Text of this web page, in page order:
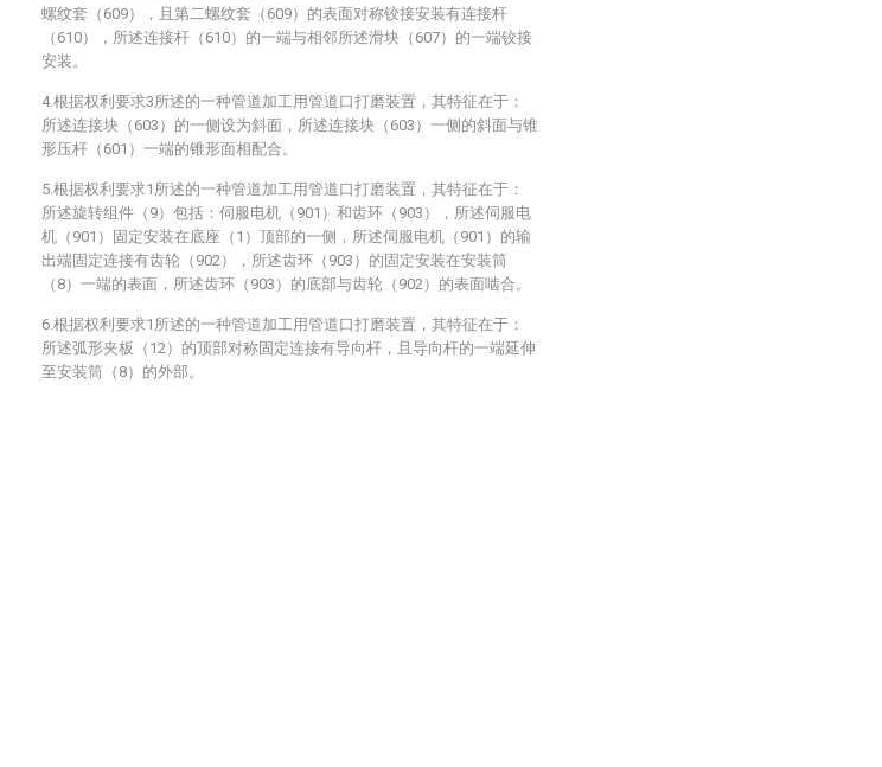
螺纹套（609），且第二螺纹套（609）的表面对称铰接安装有连接杆
（610），所述连接杆（610）的一端与相邻所述滑块（607）的一端铰接
安装。
4.根据权利要求3所述的一种管道加工用管道口打磨装置，其特征在于：
所述连接块（603）的一侧设为斜面，所述连接块（603）一侧的斜面与锥
形压杆（601）一端的锥形面相配合。
5.根据权利要求1所述的一种管道加工用管道口打磨装置，其特征在于：
所述旋转组件（9）包括：伺服电机（901）和齿环（903），所述伺服电
机（901）固定安装在底座（1）顶部的一侧，所述伺服电机（901）的输
出端固定连接有齿轮（902），所述齿环（903）的固定安装在安装筒
（8）一端的表面，所述齿环（903）的底部与齿轮（902）的表面啮合。
6.根据权利要求1所述的一种管道加工用管道口打磨装置，其特征在于：
所述弧形夹板（12）的顶部对称固定连接有导向杆，且导向杆的一端延伸
至安装筒（8）的外部。